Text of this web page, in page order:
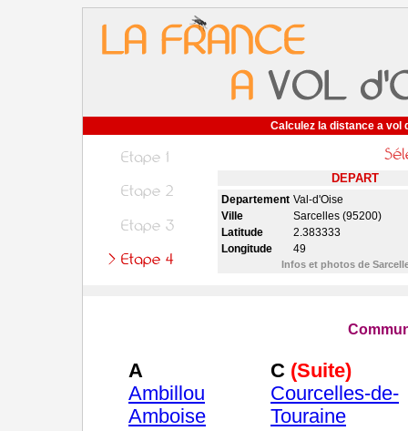
Calculez la distance a vol
DEPART
Departement Val-d'Oise
Ville
Sarcelles (95200)
Latitude
2.383333
Longitude
49
Infos et photos de
A
Ambillou
Amboise
C (Suite)
Courcelles-de-
Touraine